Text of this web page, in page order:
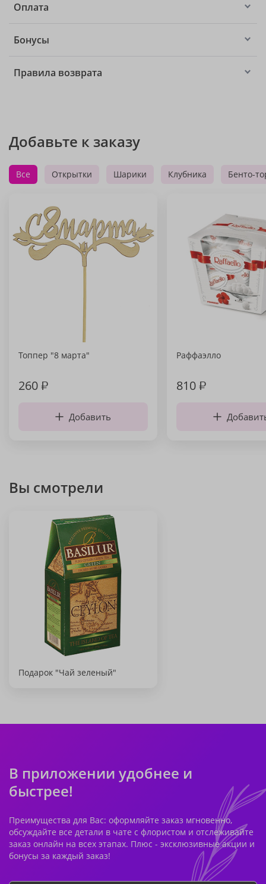
Оплата
Бонусы
Правила возврата
Добавьте к заказу
Все Открытки Шарики Клубника Бенто-
Топпер "8 марта"
260₽
Добавить
Раффаэлло
810₽
Вы смотрели
Подарок "Чай зеленый"
В приложении удобнее и
быстрее!
Преимущества для Вас: оформляйте заказ мгновенно,
обсуждайте все детали в чате с флористом и отслеживайте
заказ онлайн на всех этапах. Плюс - эксклюзивные акции и
бонусы за каждый заказ!